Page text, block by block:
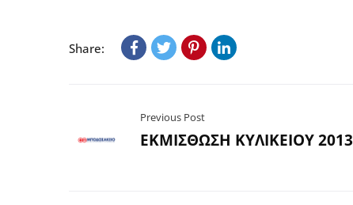
Share:
Previous Post
ΕΚΜΙΣΘΩΣΗ ΚΥΛΙΚΕΙΟΥ 2013